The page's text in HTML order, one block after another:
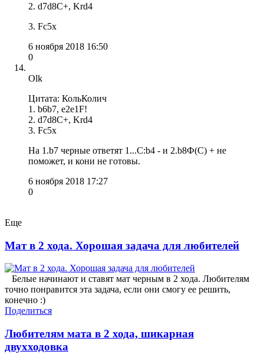
2. d7d8C+, Krd4
3. Fc5x
6 ноября 2018 16:50
0
Olk
Цитата: КольКолич
1. b6b7, e2e1F!
2. d7d8C+, Krd4
3. Fc5x
На 1.b7 черные ответят 1...С:b4 - и 2.b8Ф(С) + не
поможет, и кони не готовы.
6 ноября 2018 17:27
0
Еще
Мат в 2 хода. Хорошая задача для любителей
Белые начинают и ставят мат черным в 2 хода. Любителям
точно понравится эта задача, если они смогу ее решить,
конечно :)
Поделиться
Любителям мата в 2 хода, шикарная
двухходовка